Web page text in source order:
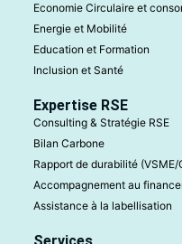
Economie Circulaire et
Energie et Mobilité
Education et Formation
Inclusion et Santé
Expertise RSE
Consulting & Stratégie RSE
Bilan Carbone
Rapport de durabilité (VSME/
Accompagnement au
Assistance à la labellisation